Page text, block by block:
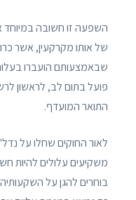
השפעה זו חשובה במיוחד
של אותו מקרקעין, אשר
שבאמצעותם הועברו
פועל בתום לב, לראשון
התואר המועדף.
לאור החוקים שחלו על
משקיעים עלולים להיות
בוחרים להגן על